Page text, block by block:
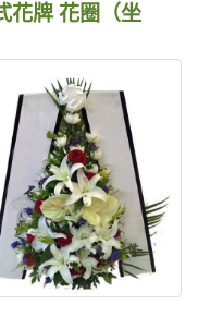
花牌 花圈（坐